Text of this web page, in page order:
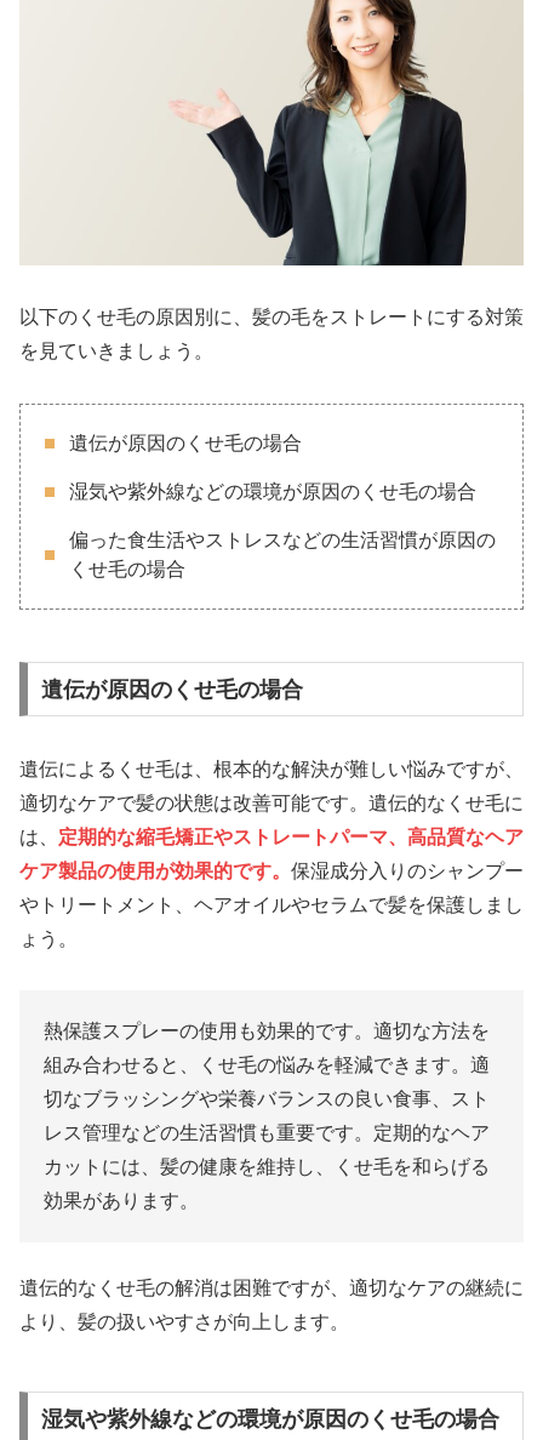
以下のくせ毛の原因別に、髪の毛をストレートにする対策
を見ていきましょう。
遺伝が原因のくせ毛の場合
湿気や紫外線などの環境が原因のくせ毛の場合
偏った食生活やストレスなどの生活習慣が原因の
くせ毛の場合
遺伝が原因のくせ毛の場合
遺伝によるくせ毛は、根本的な解決が難しい悩みですが、
適切なケアで髪の状態は改善可能です。遺伝的なくせ毛に
は、 定期的な縮毛矯正やストレートパーマ、高品質なヘア
ケア製品の使用が効果的です。 保湿成分入りのシャンプー
やトリートメント、ヘアオイルやセラムで髪を保護しまし
ょう。
熱保護スプレーの使用も効果的です。適切な方法を
組み合わせると、くせ毛の悩みを軽減できます。適
切なブラッシングや栄養バランスの良い食事、スト
レス管理などの生活習慣も重要です。定期的なヘア
カットには、髪の健康を維持し、くせ毛を和らげる
効果があります。
遺伝的なくせ毛の解消は困難ですが、適切なケアの継続に
より、髪の扱いやすさが向上します。
湿気や紫外線などの環境が原因のくせ毛の場合